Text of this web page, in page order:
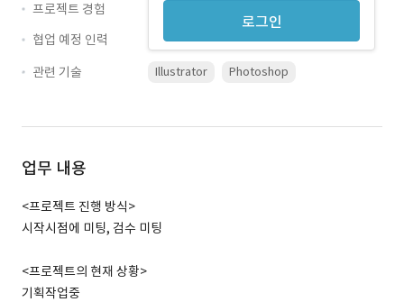
로그인
프로젝트 경험
협업 예정 인력
관련 기술
Illustrator Photoshop
업무 내용
<프로젝트 진행 방식>
시작시점에 미팅, 검수 미팅
<프로젝트의 현재 상황>
기획작업중